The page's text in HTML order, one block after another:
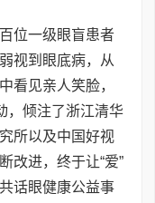
位一级眼盲患者
视到眼底病，从
看见亲人笑脸，
，倾注了浙江清华
所以及中国好视
改进，终于让“爱”
话眼健康公益事